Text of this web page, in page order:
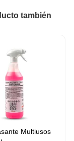
también
Multiusos